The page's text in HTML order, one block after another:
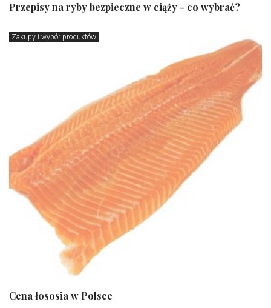
Przepisy na ryby bezpieczne w ciąży - co wybrać?
Zakupy i wybór produktów
Cena łososia w Polsce